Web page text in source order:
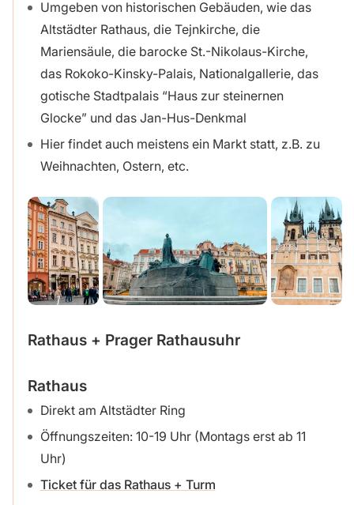
Umgeben von historischen Gebäuden, wie das
Altstädter Rathaus, die Tejnkirche, die
Mariensäule, die barocke St.-Nikolaus-Kirche,
das Rokoko-Kinsky-Palais, Nationalgallerie, das
gotische Stadtpalais “Haus zur steinernen
Glocke” und das Jan-Hus-Denkmal
Hier findet auch meistens ein Markt statt, z.B. zu
Weihnachten, Ostern, etc.
Rathaus + Prager Rathausuhr
Rathaus
Direkt am Altstädter Ring
Öffnungszeiten: 10-19 Uhr (Montags erst ab 11
Uhr)
Ticket für das Rathaus + Turm